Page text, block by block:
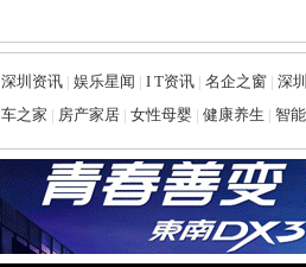
深圳资讯 | 娱乐星闻 | I T资讯 | 名企之窗 | 深
车之家 | 房产家居 | 女性母婴 | 健康养生 | 智